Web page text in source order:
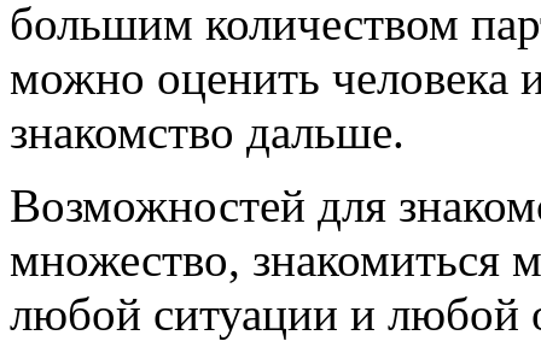
большим количеством
можно оценить человека
знакомство дальше.
Возможностей для
множество, знакомиться
любой ситуации и любой